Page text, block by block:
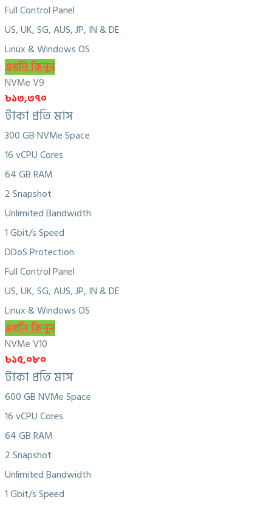
Full Control Panel
US, UK, SG, AUS, JP, IN & DE
Linux & Windows OS
এখনি কিনুন
NVMe V9
৳১৩,৩৭০
টাকা প্রতি মাস
300 GB NVMe Space
16 vCPU Cores
64 GB RAM
2 Snapshot
Unlimited Bandwidth
1 Gbit/s Speed
DDoS Protection
Full Control Panel
US, UK, SG, AUS, JP, IN & DE
Linux & Windows OS
এখনি কিনুন
NVMe V10
৳১৫,০৮০
টাকা প্রতি মাস
600 GB NVMe Space
16 vCPU Cores
64 GB RAM
2 Snapshot
Unlimited Bandwidth
1 Gbit/s Speed